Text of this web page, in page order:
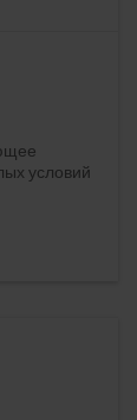
условий